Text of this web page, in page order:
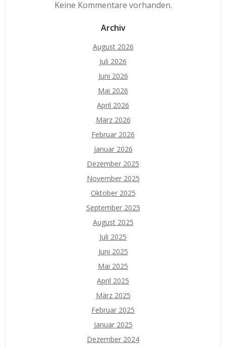
Keine Kommentare vorhanden.
Archiv
August 2026
Juli 2026
Juni 2026
Mai 2026
April 2026
März 2026
Februar 2026
Januar 2026
Dezember 2025
November 2025
Oktober 2025
September 2025
August 2025
Juli 2025
Juni 2025
Mai 2025
April 2025
März 2025
Februar 2025
Januar 2025
Dezember 2024